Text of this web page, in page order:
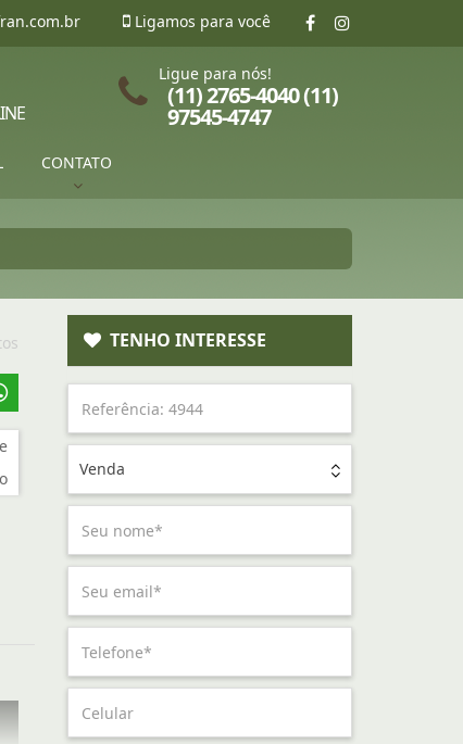
Ligamos para você
CONTATO
Ligue para nós!
(11) 2765-4040 (11)
97545-4747
TENHO INTERESSE
Venda